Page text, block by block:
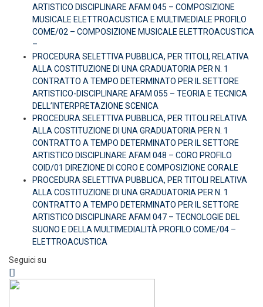
ARTISTICO DISCIPLINARE AFAM 045 – COMPOSIZIONE
MUSICALE ELETTROACUSTICA E MULTIMEDIALE PROFILO
COME/02 – COMPOSIZIONE MUSICALE ELETTROACUSTICA
–
PROCEDURA SELETTIVA PUBBLICA, PER TITOLI, RELATIVA
ALLA COSTITUZIONE DI UNA GRADUATORIA PER N. 1
CONTRATTO A TEMPO DETERMINATO PER IL SETTORE
ARTISTICO-DISCIPLINARE AFAM 055 – TEORIA E TECNICA
DELL’INTERPRETAZIONE SCENICA
PROCEDURA SELETTIVA PUBBLICA, PER TITOLI RELATIVA
ALLA COSTITUZIONE DI UNA GRADUATORIA PER N. 1
CONTRATTO A TEMPO DETERMINATO PER IL SETTORE
ARTISTICO DISCIPLINARE AFAM 048 – CORO PROFILO
COID/01 DIREZIONE DI CORO E COMPOSIZIONE CORALE
PROCEDURA SELETTIVA PUBBLICA, PER TITOLI RELATIVA
ALLA COSTITUZIONE DI UNA GRADUATORIA PER N. 1
CONTRATTO A TEMPO DETERMINATO PER IL SETTORE
ARTISTICO DISCIPLINARE AFAM 047 – TECNOLOGIE DEL
SUONO E DELLA MULTIMEDIALITÀ PROFILO COME/04 –
ELETTROACUSTICA
Seguici su